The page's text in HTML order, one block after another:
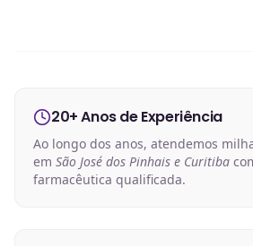
20+ Anos de Experiência
Ao longo dos anos, atendemos
em São José dos Pinhais e Curitiba
farmacêutica qualificada.